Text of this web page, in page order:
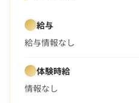
給与
給与情報なし
体験時給
情報なし